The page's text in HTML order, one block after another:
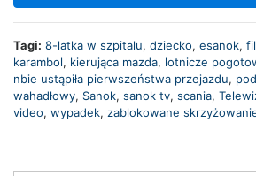
Tagi: 8-latka w szpitalu, dziecko, esanok,
karambol, kierująca mazda, lotnicze
nbie ustąpiła pierwszeństwa przejazdu,
wahadłowy, Sanok, sanok tv, scania,
video, wypadek, zablokowane